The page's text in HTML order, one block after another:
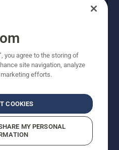
you agree to the storing of
site navigation, analyze
efforts.
COOKIES
MY PERSONAL